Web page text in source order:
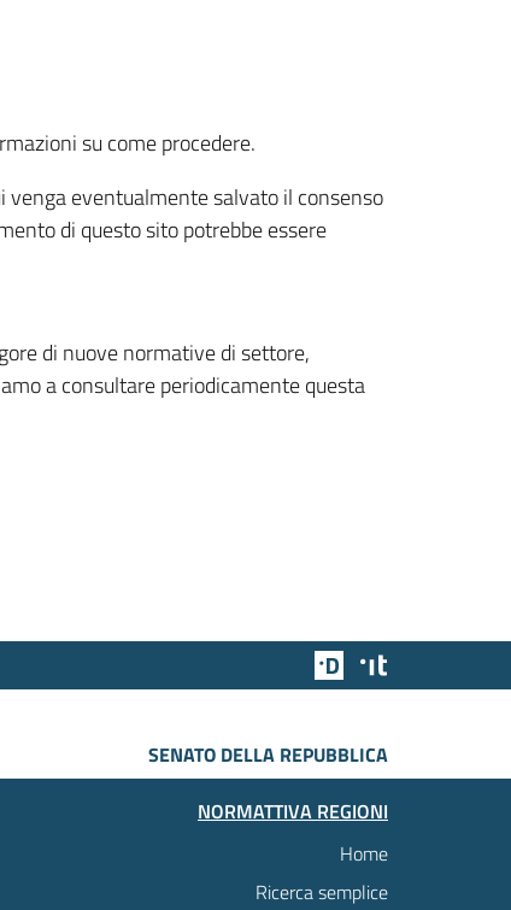
su come procedere.
venga eventualmente salvato il consenso
di questo sito potrebbe essere
di nuove normative di settore,
a consultare periodicamente questa
Team Digitale
SENATO DELLA REPUBBLICA
NORMATTIVA REGIONI
Home
Ricerca semplice